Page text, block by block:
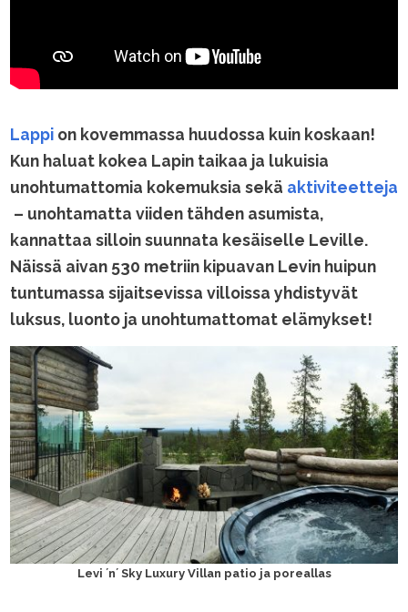
Lappi on kovemmassa huudossa kuin koskaan!
Kun haluat kokea Lapin taikaa ja lukuisia
unohtumattomia kokemuksia sekä aktiviteetteja
– unohtamatta viiden tähden asumista,
kannattaa silloin suunnata kesäiselle Leville.
Näissä aivan 530 metriin kipuavan Levin huipun
tuntumassa sijaitsevissa villoissa yhdistyvät
luksus, luonto ja unohtumattomat elämykset!
Levi ´n´ Sky Luxury Villan patio ja poreallas